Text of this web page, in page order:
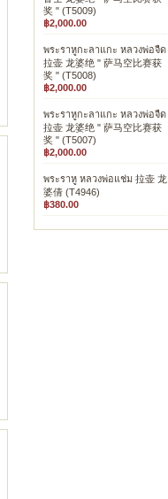
奖 " (T5009)
฿2,000.00
พระราหูกะลาแกะ หลวงพ่อจืด
拉壶 龙婆绝 " 萨马空比赛获
奖 " (T5008)
฿2,000.00
พระราหูกะลาแกะ หลวงพ่อจืด
拉壶 龙婆绝 " 萨马空比赛获
奖 " (T5007)
฿2,000.00
พระราหู หลวงพ่อแช่ม 拉壶 龙
婆倩 (T4946)
฿380.00